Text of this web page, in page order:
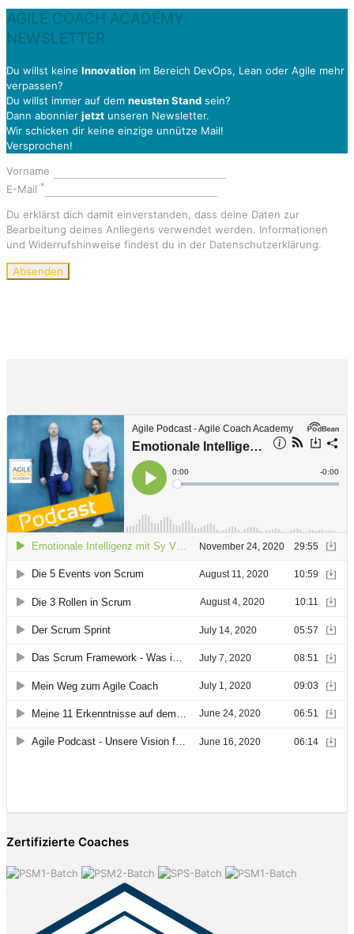
AGILE COACH ACADEMY
NEWSLETTER
Du willst keine Innovation im Bereich DevOps, Lean oder Agile mehr
verpassen?
Du willst immer auf dem neusten Stand sein?
Dann abonnier jetzt unseren Newsletter.
Wir schicken dir keine einzige unnütze Mail!
Versprochen!
Vorname
E-Mail *
Du erklärst dich damit einverstanden, dass deine Daten zur
Bearbeitung deines Anliegens verwendet werden. Informationen
und Widerrufshinweise findest du in der Datenschutzerklärung.
Zertifizierte Coaches